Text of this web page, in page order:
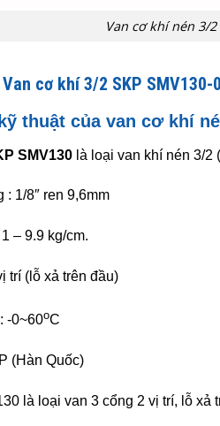
Van cơ khí nén 3/2
Van cơ khí 3/2 SKP
thuật của van cơ khí
SMV130 là loại van khí nén 3/
1/8″ ren 9,6mm
– 9.9 kg/cm.
trí (lỗ xả trên đầu)
-0~60oC
(Hàn Quốc)
là loại van 3 cổng 2 vị trí, lỗ xả